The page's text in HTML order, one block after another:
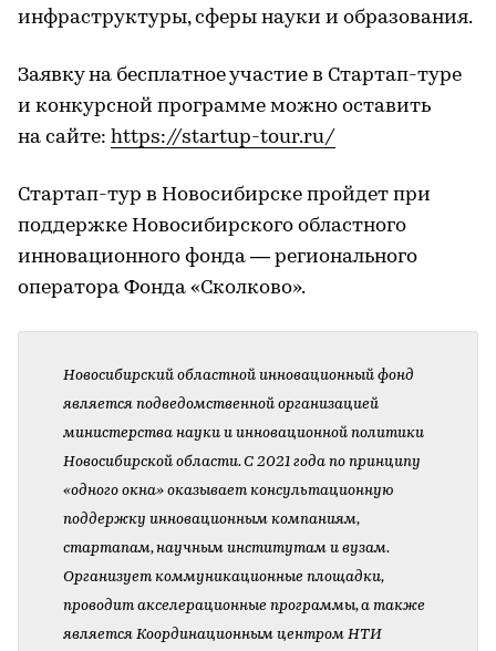
инфраструктуры, сферы науки и образования.
Заявку на бесплатное участие в Стартап-туре
и конкурсной программе можно оставить
на сайте: https://startup-tour.ru/
Стартап-тур в Новосибирске пройдет при
поддержке Новосибирского областного
инновационного фонда — регионального
оператора Фонда «Сколково».
Новосибирский областной инновационный фонд
является подведомственной организацией
министерства науки и инновационной политики
Новосибирской области. С 2021 года по принципу
«одного окна» оказывает консультационную
поддержку инновационным компаниям,
стартапам, научным институтам и вузам.
Организует коммуникационные площадки,
проводит акселерационные программы, а также
является Координационным центром НТИ